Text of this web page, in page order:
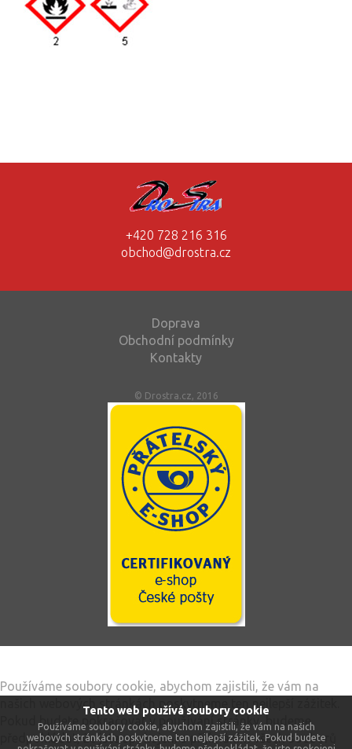
Tento web používá soubory cookie
Používáme soubory cookie, abychom zajistili, že vám na našich
webových stránkách poskytneme ten nejlepší zážitek. Pokud budete
+420 728 216 316
obchod@drostra.cz
Doprava
Obchodní podmínky
Kontakty
© Drostra.cz, 2016
Používáme soubory cookie, abychom zajistili, že vám na
našich webových stránkách poskytneme ten nejlepší zážitek.
Pokud budete pokračovat v používání stránky, budeme
předpokládat, že jste spokojeni s přijímáním všech souborů